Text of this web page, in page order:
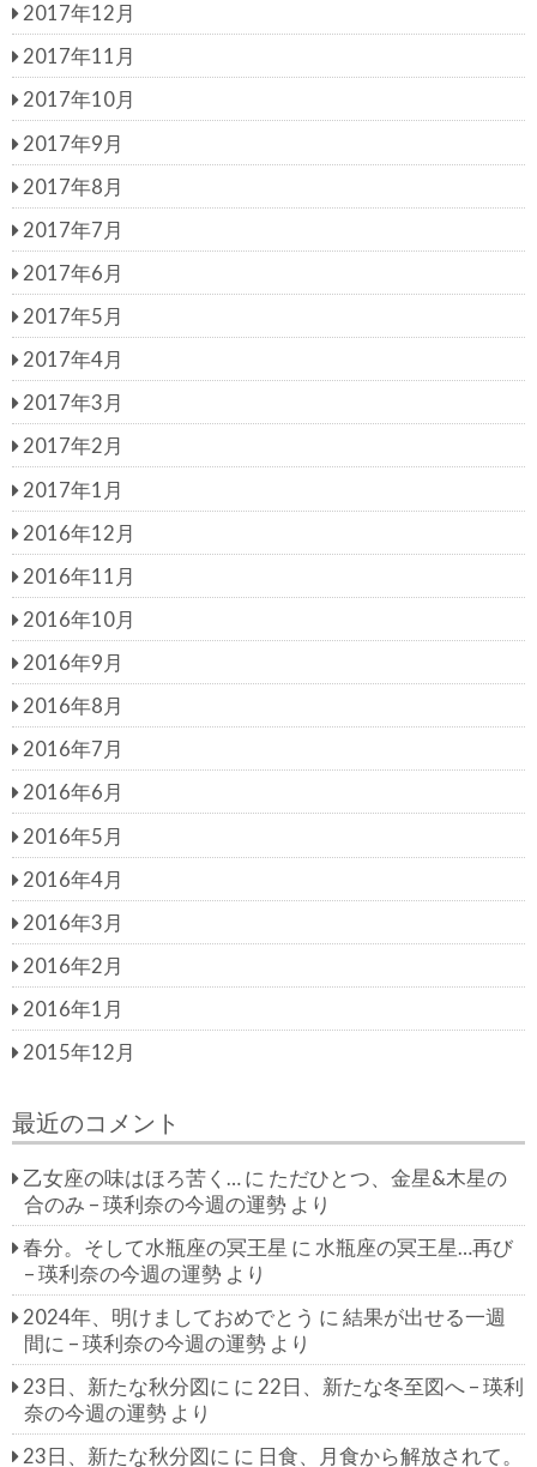
2017年12月
2017年11月
2017年10月
2017年9月
2017年8月
2017年7月
2017年6月
2017年5月
2017年4月
2017年3月
2017年2月
2017年1月
2016年12月
2016年11月
2016年10月
2016年9月
2016年8月
2016年7月
2016年6月
2016年5月
2016年4月
2016年3月
2016年2月
2016年1月
2015年12月
最近のコメント
乙女座の味はほろ苦く… に ただひとつ、金星&木星の
合のみ – 瑛利奈の今週の運勢より
春分。そして水瓶座の冥王星 に 水瓶座の冥王星…再び
– 瑛利奈の今週の運勢より
2024年、明けましておめでとう に結果が出せる一週
間に – 瑛利奈の今週の運勢より
23日、新たな秋分図に に 22日、新たな冬至図へ – 瑛利
奈の今週の運勢より
23日、新たな秋分図に に 日食、月食から解放されて。